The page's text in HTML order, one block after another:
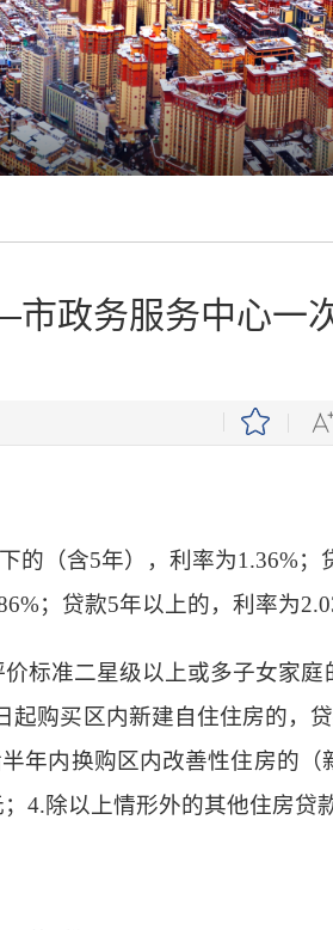
政务服务中心一
的（含5年），利率为1.36%
；贷款5年以上的，利率为
标准二星级以上或多子女家
起购买区内新建自住住房的，
年内换购区内改善性住房的
4.除以上情形外的其他住房贷